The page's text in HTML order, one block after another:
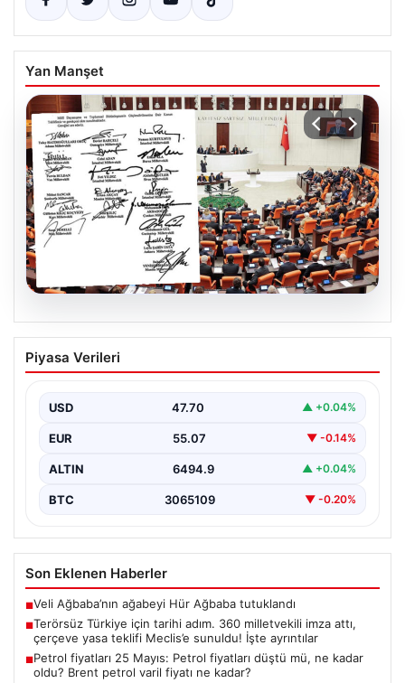
Yan Manşet
Terörsüz Türkiye için tarihi adım. 360
milletvekili imza attı, çerçeve yasa
{“title”:”Terörsüz Türkiye İçin Önemli Hukuki Adım: 360
Sunuldu”,”content”:”…
Piyasa Verileri
USD 47.70 ▲ +0.04%
EUR 55.07 ▼ -0.14%
ALTIN 6494.9 ▲ +0.04%
BTC 3065109 ▼ -0.20%
Son Eklenen Haberler
■Veli Ağbaba’nın ağabeyi Hür Ağbaba tutuklandı
■Terörsüz Türkiye için tarihi adım. 360 milletvekili imza attı,
çerçeve yasa teklifi Meclis’e sunuldu! İşte ayrıntılar
■Petrol fiyatları 25 Mayıs: Petrol fiyatları düştü mü, ne kadar
oldu? Brent petrol varil fiyatı ne kadar?